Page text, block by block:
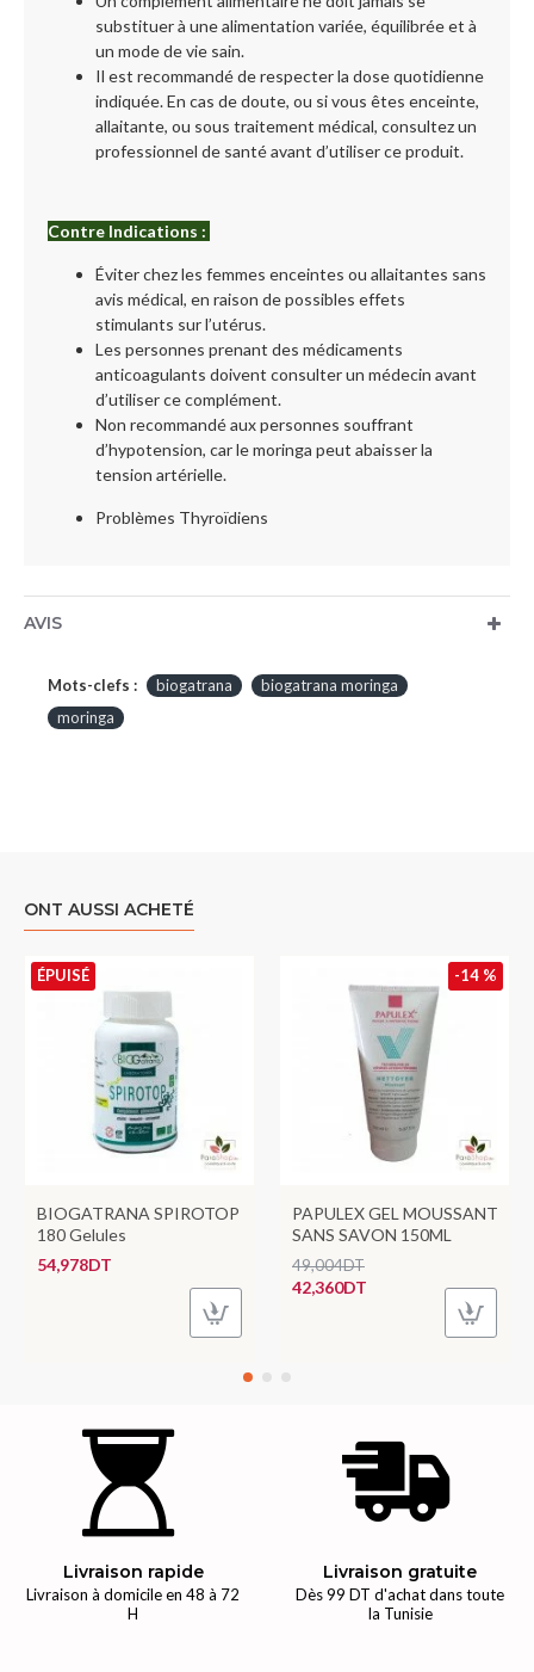
substituer à une alimentation variée, équilibrée et à
un mode de vie sain.
Il est recommandé de respecter la dose quotidienne
indiquée. En cas de doute, ou si vous êtes enceinte,
allaitante, ou sous traitement médical, consultez un
professionnel de santé avant d’utiliser ce produit.
Contre Indications :
Éviter chez les femmes enceintes ou allaitantes sans
avis médical, en raison de possibles effets
stimulants sur l’utérus.
Les personnes prenant des médicaments
anticoagulants doivent consulter un médecin avant
d’utiliser ce complément.
Non recommandé aux personnes souffrant
d’hypotension, car le moringa peut abaisser la
tension artérielle.
Problèmes Thyroïdiens
AVIS
Mots-clefs : biogatrana
biogatrana moringa
moringa
ONT AUSSI ACHETÉ
ÉPUISÉ
BIOGATRANA SPIROTOP
180 Gelules
54,978DT
-14 %
PAPULEX GEL MOUSSANT
SANS SAVON 150ML
42,360DT
49,004DT
Livraison rapide
Livraison à domicile en 48 à 72
H
Livraison gratuite
Dès 99 DT d'achat dans toute
la Tunisie